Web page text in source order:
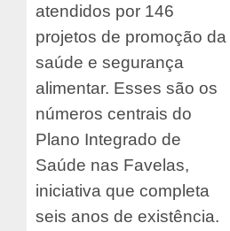
atendidos por 146
projetos de promoção da
saúde e segurança
alimentar. Esses são os
números centrais do
Plano Integrado de
Saúde nas Favelas,
iniciativa que completa
seis anos de existência.